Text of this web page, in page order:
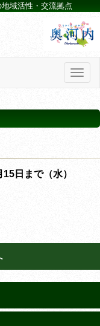
域活性・交流拠点
日まで（水）